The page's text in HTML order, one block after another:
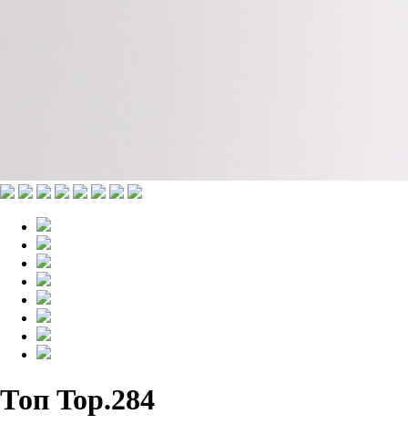
Топ Top.284